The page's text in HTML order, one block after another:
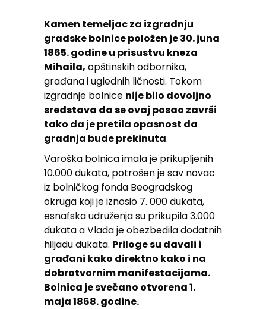
Kamen temeljac za izgradnju
gradske bolnice položen je 30. juna
1865. godine u prisustvu kneza
Mihaila, opštinskih odbornika,
građana i uglednih ličnosti. Tokom
izgradnje bolnice nije bilo dovoljno
sredstava da se ovaj posao završi
tako da je pretila opasnost da
gradnja bude prekinuta.
Varoška bolnica imala je prikupljenih
10.000 dukata, potrošen je sav novac
iz bolničkog fonda Beogradskog
okruga koji je iznosio 7. 000 dukata,
esnafska udruženja su prikupila 3.000
dukata a Vlada je obezbedila dodatnih
hiljadu dukata. Priloge su davali i
građani kako direktno kako i na
dobrotvornim manifestacijama.
Bolnica je svečano otvorena 1.
maja 1868. godine.